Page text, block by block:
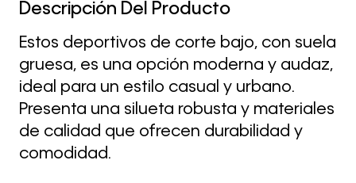
Descripción Del Producto
Estos deportivos de corte bajo, con suela
gruesa, es una opción moderna y audaz,
ideal para un estilo casual y urbano.
Presenta una silueta robusta y materiales
de calidad que ofrecen durabilidad y
comodidad.